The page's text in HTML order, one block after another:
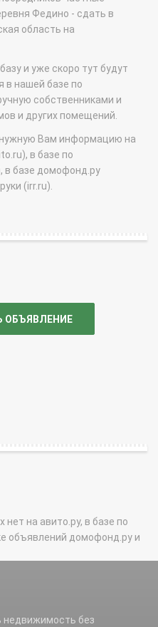
Федино - сдать в
область на
и уже скоро тут будут
в нашей базе по
собственниками и
и других помещений.
Вам информацию на
в базе по
в базе домофонд.ру
(irr.ru).
ОБЪЯВЛЕНИЕ
на авито.ру, в базе по
объявлений домофонд.ру и
недвижимость без